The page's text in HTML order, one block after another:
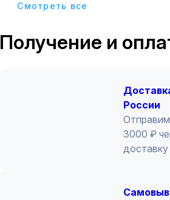
Cмотреть все
Получение и
России
3000 ₽